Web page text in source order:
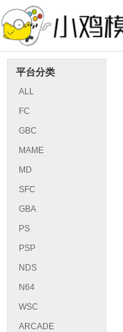
平台分类
ALL
FC
GBC
MAME
MD
SFC
GBA
PS
PSP
NDS
N64
WSC
ARCADE